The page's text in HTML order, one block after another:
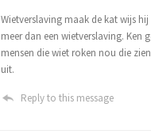
Wietverslaving maak de kat wijs
meer dan een wietverslaving. Ken
mensen die wiet roken nou die
uit.
Reply to this message